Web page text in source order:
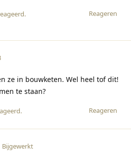
Reageren
.
ze in bouwketen. Wel heel tof dit!
te staan?
Reageren
.
Bijgewerkt